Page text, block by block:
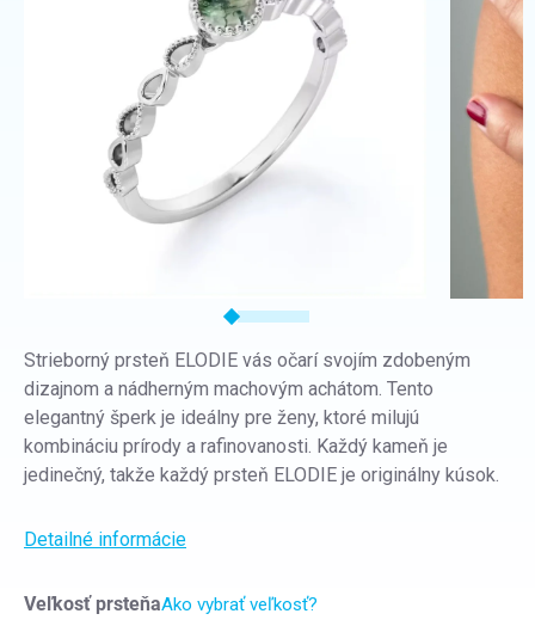
Veľkosť prsteňaAko vybrať veľkosť?
Strieborný prsteň ELODIE vás očarí svojím zdobeným
dizajnom a nádherným machovým achátom. Tento
elegantný šperk je ideálny pre ženy, ktoré milujú
kombináciu prírody a rafinovanosti. Každý kameň je
jedinečný, takže každý prsteň ELODIE je originálny kúsok.
Detailné informácie